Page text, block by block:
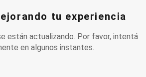
tu experiencia
están actualizando. Por favor, intentá
en algunos instantes.